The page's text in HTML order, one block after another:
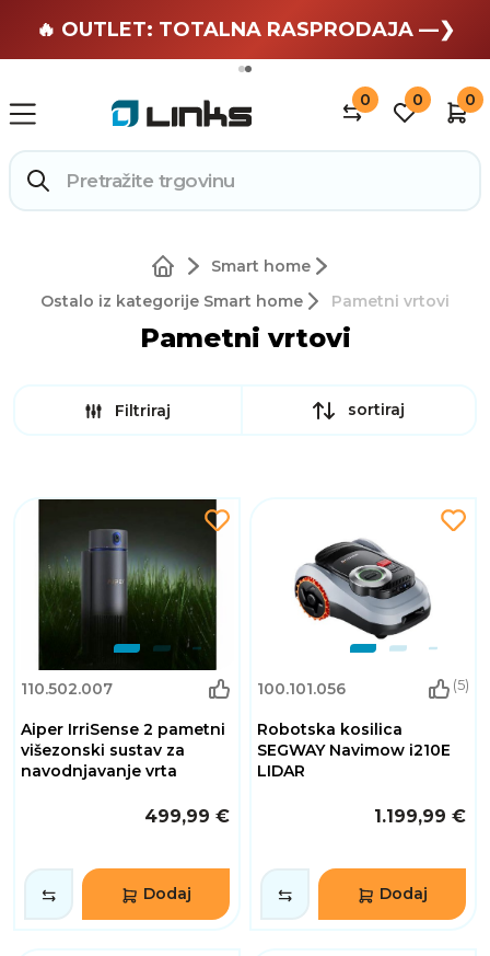
🏄 Zaslužuješ odmor —❯
🔥 OUTLET: TOTALNA RASPRODAJA —❯
0 0 0
Smart home
Ostalo iz kategorije Smart home
Pametni vrtovi
Pametni vrtovi
Filtriraj sortiraj
110.502.007
Aiper IrriSense 2 pametni
višezonski sustav za
navodnjavanje vrta
499,99 €
Dodaj
100.101.056 (5)
Robotska kosilica
SEGWAY Navimow i210E
LIDAR
1.199,99 €
Dodaj